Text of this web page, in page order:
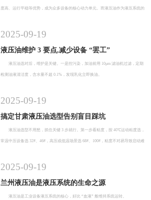
度高、运行平稳等优势，成为众多设备的核心动力单元。而液压油作为液压系统的
2025-09-19
液压油维护 3 要点,减少设备 “罢工”
液压油选对后，维护是关键。一是控污染，加油前用 10μm 滤油机过滤，定期
检测油液清洁度，含水量不超 0.1%，发现乳化立即换油。
2025-09-19
搞定甘肃液压油选型告别盲目踩坑
液压油选型不用愁，抓住关键 3 步就行。第一步看粘度，按 40℃运动粘度选，
常温中压设备选 32#、46#，高压或低温场景选 68#、100#，粘度不对易导致启动难
2025-09-19
兰州液压油是液压系统的生命之源
液压油是工业设备液压系统的核心，好比 “血液” 般维持系统运转。